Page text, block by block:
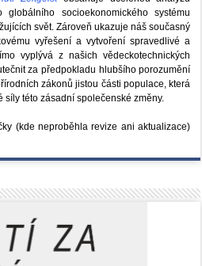
globálního socioekonomického systému
svět. Zároveň ukazuje náš současný
vyřešení a vytvoření spravedlivé a
vyplývá z našich vědeckotechnických
za předpokladu hlubšího porozumění
zákonů jistou části populace, která
této zásadní společenské změny.
(kde neproběhla revize ani aktualizace)